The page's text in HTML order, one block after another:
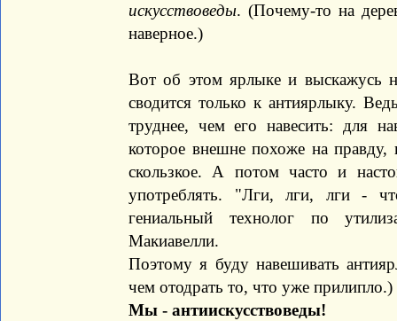
искусствоведы. (Почему-то на
наверное.)
Вот об этом ярлыке и выскажусь
сводится только к антиярлыку.
труднее, чем его навесить: для
которое внешне похоже на правду,
скользкое. А потом часто и
употреблять. "Лги, лги, лги -
гениальный технолог по
Макиавелли.
Поэтому я буду навешивать
чем отодрать то, что уже прилипло.)
Мы - антиискусствоведы!